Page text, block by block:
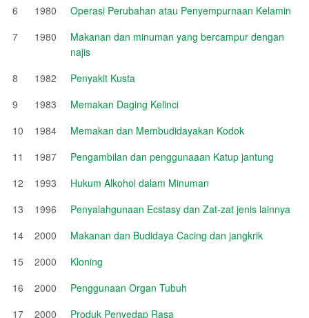
6
1980
Operasi Perubahan atau Penyempurnaan Kelamin
7
1980
Makanan dan minuman yang bercampur dengan
najis
8
1982
Penyakit Kusta
9
1983
Memakan Daging Kelinci
10
1984
Memakan dan Membudidayakan Kodok
11
1987
Pengambilan dan penggunaaan Katup jantung
12
1993
Hukum Alkohol dalam Minuman
13
1996
Penyalahgunaan Ecstasy dan Zat-zat jenis lainnya
14
2000
Makanan dan Budidaya Cacing dan jangkrik
15
2000
Kloning
16
2000
Penggunaan Organ Tubuh
17
2000
Produk Penyedap Rasa